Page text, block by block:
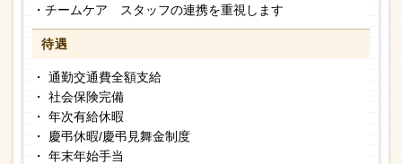
・チームケア スタッフの連携を重視します
待遇
・ 通勤交通費全額支給
・ 社会保険完備
・ 年次有給休暇
・ 慶弔休暇/慶弔見舞金制度
・ 年末年始手当